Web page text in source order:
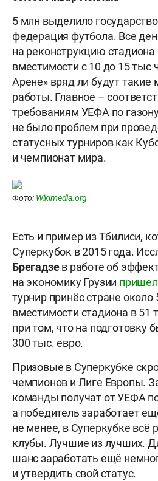
5 млн выделило
федерация футбола. Все
на реконструкцию стадиона
вместимости с 10 до 15 тыс
Арене» вряд ли будут
работы. Главное –
требованиям УЕФА по
не было проблем при
статусных турниров как
и чемпионат мира.
Фото: Wikimedia.org
Есть и пример из Тбилиси,
Суперкубок в 2015 года.
Брегадзев работе об
на экономику Грузии
турнир принёс стране около
вместимости стадиона в 51
при том, что на подготовку
300 тыс. евро.
Призовые в Суперкубке
чемпионов и Лиге Европы.
команды получат от УЕФА
а победитель заработает
не менее, в Суперкубке всё
клубы. Лучшие из лучших.
шанс заработать ещё
и утвердить свой статус.